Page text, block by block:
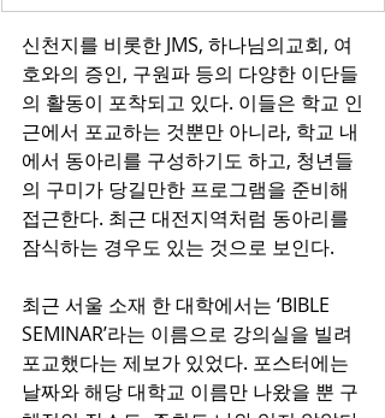
신천지를 비롯한 JMS, 하나님의교회, 여
호와의 증인, 구원파 등의 다양한 이단들
의 활동이 포착되고 있다. 이들은 학교 인
근에서 포교하는 것뿐만 아니라, 학교 내
에서 동아리를 구성하기도 하고, 청년들
의 구미가 당길만한 프로그램을 준비해
접근한다. 최근 대전지역처럼 동아리를
잠식하는 경우도 있는 것으로 보인다.
최근 서울 소재 한 대학에서는 ‘BIBLE
SEMINAR’라는 이름으로 강의실을 빌려
포교했다는 제보가 있었다. 포스터에는
날짜와 해당 대학교 이름만 나왔을 뿐 구